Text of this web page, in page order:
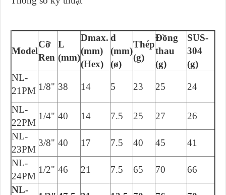
Model
Cỡ
Ren
L
(mm)
Dmax.
(mm)
(Hex)
d
(mm)
(ø)
Thép
(g)
Đồng
thau
(g)
SUS-
304
(g)
NL-
21PM 1/8" 38 14 5 23 25 24
NL-
22PM
1/4" 40 14 7.5 25 27
26
NL-
23PM
3/8" 40 17 7.5 40 45
41
NL-
24PM
1/2" 46 21 7.5 65 70
66
NL-